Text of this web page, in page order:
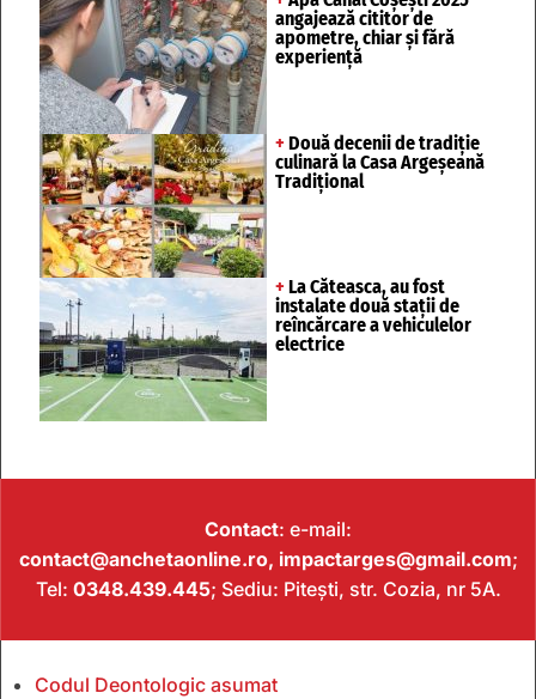
angajează cititor de
apometre, chiar și fără
experiență
+ Două decenii de tradiție
culinară la Casa Argeșeană
Tradițional
+ La Căteasca, au fost
instalate două stații de
reîncărcare a vehiculelor
electrice
Contact: e-mail:
contact@anchetaonline.ro, impactarges@gmail.com;
Tel: 0348.439.445; Sediu: Pitești, str. Cozia, nr 5A.
Codul Deontologic asumat